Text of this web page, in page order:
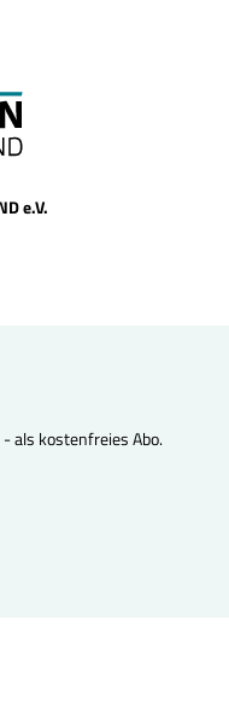
e.V.
als kostenfreies Abo.